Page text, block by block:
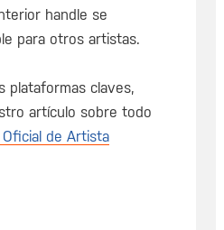
handle se
para otros artistas.
plataformas claves,
artículo sobre todo
Oficial de Artista